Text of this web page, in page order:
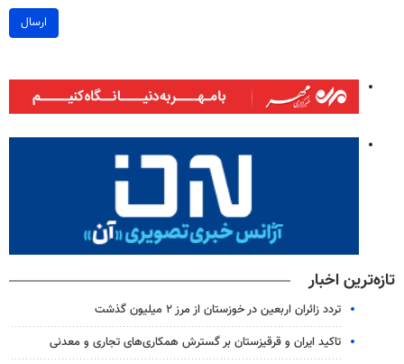
ارسال
تازه‌ترین اخبار
تردد زائران اربعین در خوزستان از مرز ۲ میلیون گذشت
تاکید ایران و قرقیزستان بر گسترش همکاری‌های تجاری و معدنی